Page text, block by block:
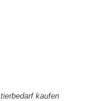
kaufen